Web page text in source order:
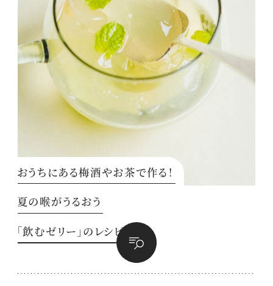
おうちにある梅酒やお茶で作る！
夏の喉がうるおう
「飲むゼリー」のレシピ